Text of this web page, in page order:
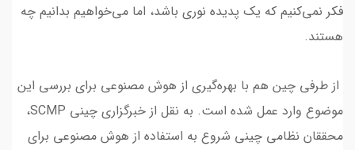
فکر نمی‌کنیم که یک پدیده نوری باشد، اما می‌خواهیم بدانیم چه
هستند.
از طرفی چین هم با بهره‌گیری از هوش مصنوعی برای بررسی این
موضوع وارد عمل شده است. به نقل از خبرگزاری چینی SCMP،
محققان نظامی چینی شروع به استفاده از هوش مصنوعی برای